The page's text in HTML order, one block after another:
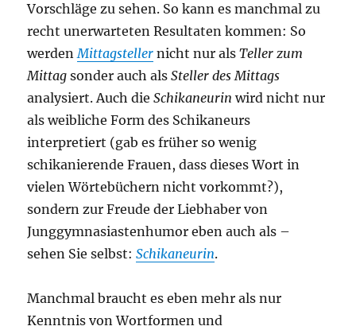
Vorschläge zu sehen. So kann es manchmal zu
recht unerwarteten Resultaten kommen: So
werdenMittagsteller nicht nur alsTeller zum
Mittag sonder auch alsSteller des Mittags
analysiert. Auch dieSchikaneurin wird nicht nur
als weibliche Form des Schikaneurs
interpretiert (gab es früher so wenig
schikanierende Frauen, dass dieses Wort in
vielen Wörtebüchern nicht vorkommt?),
sondern zur Freude der Liebhaber von
Junggymnasiastenhumor eben auch als –
sehen Sie selbst:Schikaneurin.
Manchmal braucht es eben mehr als nur
Kenntnis von Wortformen und